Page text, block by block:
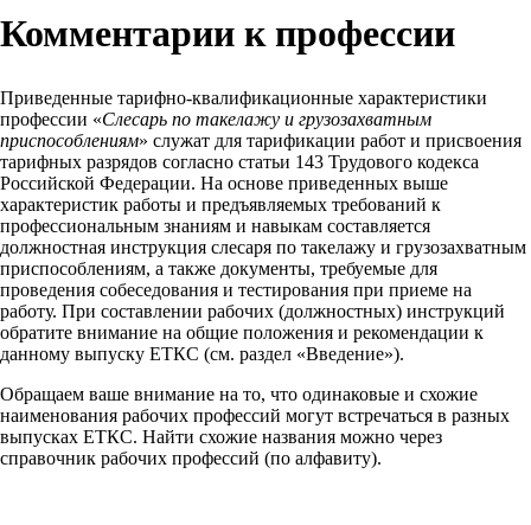
Комментарии к профессии
Приведенные тарифно-квалификационные характеристики
профессии «Слесарь по такелажу и грузозахватным
приспособлениям» служат для тарификации работ и присвоения
тарифных разрядов согласно статьи 143 Трудового кодекса
Российской Федерации. На основе приведенных выше
характеристик работы и предъявляемых требований к
профессиональным знаниям и навыкам составляется
должностная инструкция слесаря по такелажу и грузозахватным
приспособлениям, а также документы, требуемые для
проведения собеседования и тестирования при приеме на
работу. При составлении рабочих (должностных) инструкций
обратите внимание на общие положения и рекомендации к
данному выпуску ЕТКС (см. раздел «Введение»).
Обращаем ваше внимание на то, что одинаковые и схожие
наименования рабочих профессий могут встречаться в разных
выпусках ЕТКС. Найти схожие названия можно через
справочник рабочих профессий (по алфавиту).